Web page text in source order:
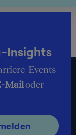
Insights
Events
Mailoder